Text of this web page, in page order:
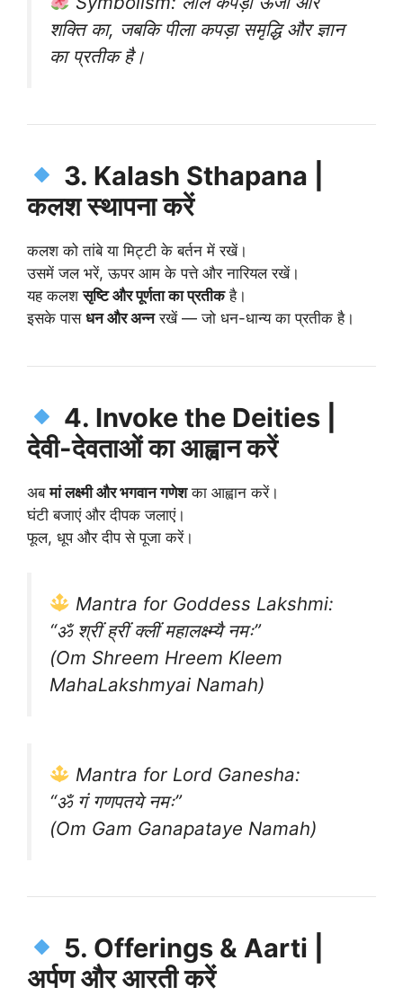
शक्ति का, जबकि पीला कपड़ा समृद्धि और ज्ञान
का प्रतीक है।
3. Kalash Sthapana |
कलश स्थापना करें
कलश को तांबे या मिट्टी के बर्तन में रखें।
उसमें जल भरें, ऊपर आम के पत्ते और नारियल रखें।
यह कलशसृष्टि और पूर्णता का प्रतीकहै।
इसके पास धन और अन्नरखें — जो धन-धान्य का प्रतीक है।
4. Invoke the Deities |
देवी-देवताओं का आह्वान करें
अबमां लक्ष्मी और भगवान गणेशका आह्वान करें।
घंटी बजाएं और दीपक जलाएं।
फूल, धूप और दीप से पूजा करें।
Mantra for Goddess Lakshmi:
“ॐ श्रीं ह्रीं क्लीं महालक्ष्म्यै नमः”
(Om Shreem Hreem Kleem
MahaLakshmyai Namah)
Mantra for Lord Ganesha:
“ॐ गं गणपतये नमः”
(Om Gam Ganapataye Namah)
5. Offerings & Aarti |
अर्पण और आरती करें